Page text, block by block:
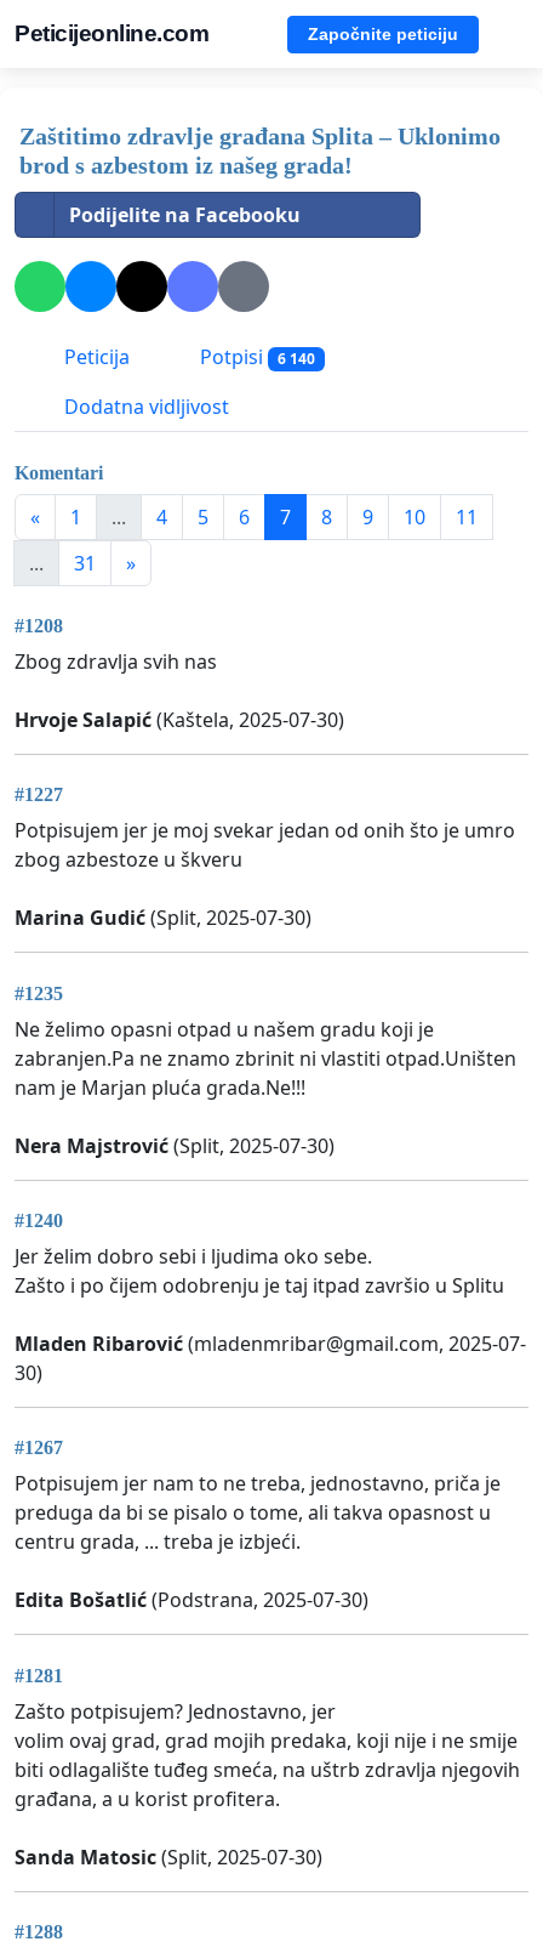
Peticijeonline.com Započnite peticiju
Zaštitimo zdravlje građana Splita – Uklonimo
brod s azbestom iz našeg grada!
Podijelite na Facebooku
Peticija Potpisi 6 140
Dodatna vidljivost
Komentari
« 1 ... 4 5 6 7 8 9 10
11
...
31 »
#1208
Zbog zdravlja svih nas
Hrvoje Salapić(Kaštela, 2025-07-30)
#1227
Potpisujem jer je moj svekar jedan od onih što je umro
zbog azbestoze u škveru
Marina Gudić(Split, 2025-07-30)
#1235
Ne želimo opasni otpad u našem gradu koji je
zabranjen.Pa ne znamo zbrinit ni vlastiti otpad.Uništen
nam je Marjan pluća grada.Ne!!!
Nera Majstrović(Split, 2025-07-30)
#1240
Jer želim dobro sebi i ljudima oko sebe.
Zašto i po čijem odobrenju je taj itpad završio u Splitu
Mladen Ribarović(mladenmribar@gmail.com, 2025-07-
30)
#1267
Potpisujem jer nam to ne treba, jednostavno, priča je
preduga da bi se pisalo o tome, ali takva opasnost u
centru grada, ... treba je izbjeći.
Edita Bošatlić(Podstrana, 2025-07-30)
#1281
Zašto potpisujem? Jednostavno, jer
volim ovaj grad, grad mojih predaka, koji nije i ne smije
biti odlagalište tuđeg smeća, na uštrb zdravlja njegovih
građana, a u korist profitera.
Sanda Matosic(Split, 2025-07-30)
#1288